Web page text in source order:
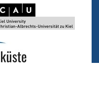
Kiel University |
|